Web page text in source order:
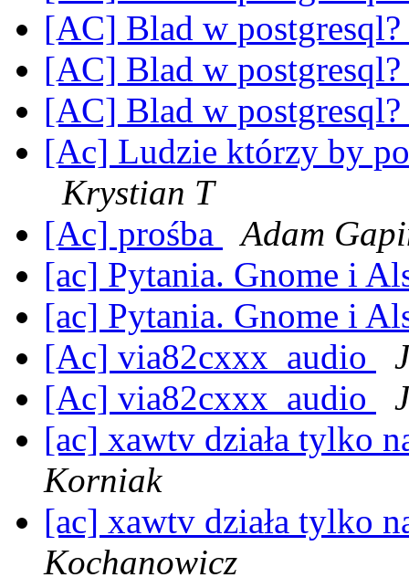
[AC] Blad w postgresql?
[AC] Blad w postgresql?
[AC] Blad w postgresql?
[Ac] Ludzie którzy by
Krystian T
[Ac] prośba
Adam
[ac] Pytania. Gnome i
[ac] Pytania. Gnome i
[Ac] via82cxxx_audio
[Ac] via82cxxx_audio
[ac] xawtv działa tylko
Korniak
[ac] xawtv działa tylko
Kochanowicz